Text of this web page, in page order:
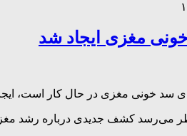
خونی مغزی ایجاد شد
سد خونی مغزی در حال کار است،
نظر می‌رسد کشف جدیدی درباره رشد